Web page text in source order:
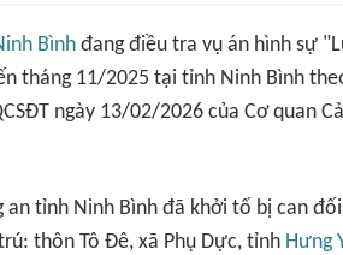
Bình đang điều tra vụ án hình sự
tháng 11/2025 tại tỉnh Ninh Bình
ngày 13/02/2026 của Cơ quan
tỉnh Ninh Bình đã khởi tố bị can
thôn Tô Đê, xã Phụ Dực, tỉnh Hưng